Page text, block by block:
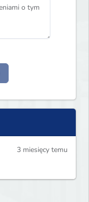
3 miesięcy temu